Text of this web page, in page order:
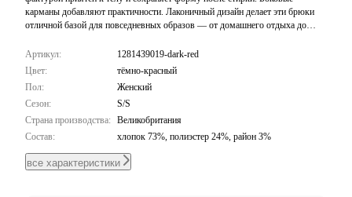
карманы добавляют практичности. Лаконичный дизайн делает эти брюки
отличной базой для повседневных образов — от домашнего отдыха до
Артикул:
1281439019-dark-red
Цвет:
тёмно-красный
Пол:
Женский
Сезон:
S/S
Страна производства: Великобритания
Состав:
хлопок 73%, полиэстер 24%, район 3%
все характеристики